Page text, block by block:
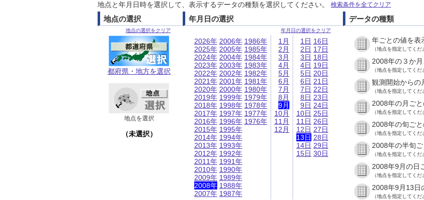
地点と年月日時を選択して、表示するデータの種類を選択してください。 検索条件を全てクリア
地点の選択
地点の選択をクリア
都府県・地方を選択
地点を選択
（未選択）
年月日の選択
年月日の選択をクリア
2026年
2025年
2024年
2023年
2022年
2021年
2020年
2019年
2018年
2017年
2016年
2015年
2014年
2013年
2012年
2011年
2010年
2009年
2008年
2007年
2006年
2005年
2004年
2003年
2002年
2001年
2000年
1999年
1998年
1997年
1996年
1995年
1994年
1993年
1992年
1991年
1990年
1989年
1988年
1987年
1986年
1985年
1984年
1983年
1982年
1981年
1980年
1979年
1978年
1977年
1976年
1月
2月
3月
4月
5月
6月
7月
8月
9月
10月
11月
12月
1日
2日
3日
4日
5日
6日
7日
8日
9日
10日
11日
12日
13日
14日
15日
16日
17日
18日
19日
20日
21日
22日
23日
24日
25日
26日
27日
28日
29日
30日
データの種類
年ごとの値を表
（地点を指定してくだ
2008年の３か
（地点を指定してくだ
観測開始からの
（地点を指定してくだ
2008年の月ご
（地点を指定してくだ
2008年の旬ご
（地点を指定してくだ
2008年の半旬
（地点を指定してくだ
2008年9月の日
（地点を指定してくだ
2008年9月13日
（地点を指定してくだ